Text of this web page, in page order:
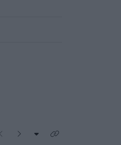
Poprzednie
Następne
Rozwiń listę kategorii
Kliknij aby zobaczyć